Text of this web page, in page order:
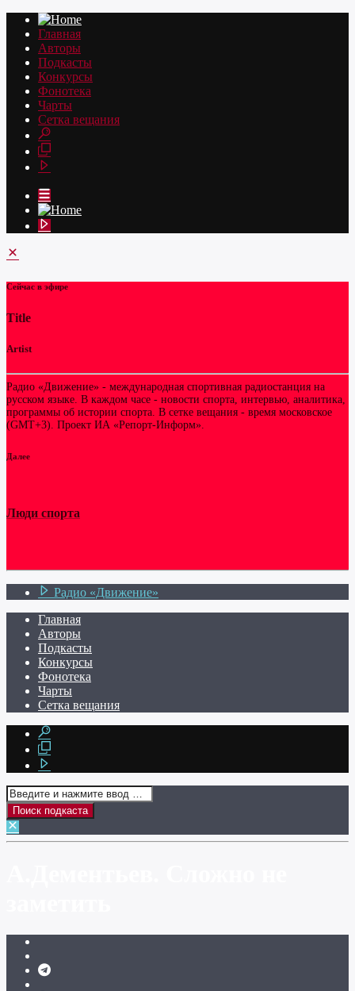
Главная
Авторы
Подкасты
Конкурсы
Фонотека
Чарты
Сетка вещания
Сейчас в эфире
Title
Artist
Радио «Движение» - международная спортивная радиостанция на
русском языке. В каждом часе - новости спорта, интервью, аналитика,
программы об истории спорта. В сетке вещания - время московское
(GMT+3). Проект ИА «Репорт-Информ».
Далее
Люди спорта
Радио «Движение»
Главная
Авторы
Подкасты
Конкурсы
Фонотека
Чарты
Сетка вещания